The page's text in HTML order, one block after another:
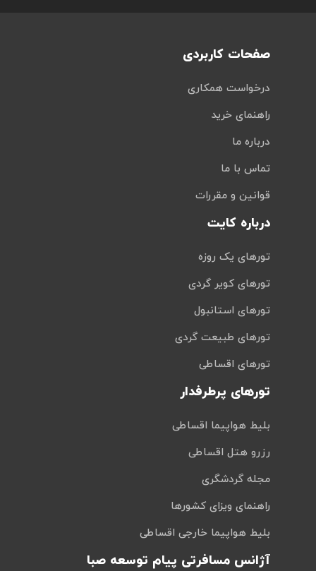
صفحات کاربردی
درخواست همکاری
راهنمای خرید
درباره ما
تماس با ما
قوانین و مقررات
درباره کایت
تورهای یک روزه
تورهای کویر گردی
تورهای استانبول
تورهای طبیعت گردی
تورهای اقساطی
تورهای پرطرفدار
بلیط هواپیما اقساطی
رزرو هتل اقساطی
مجله گردشگری
راهنمای ویزای کشورها
بلیط هواپیما خارجی اقساطی
آژانس مسافرتی پیام توسعه صبا